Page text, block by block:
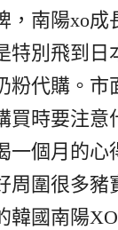
，南陽xo
特別飛到
粉代購。
買時要注
一個月的
周圍很多
韓國南陽